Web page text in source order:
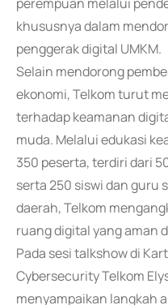
khususnya dalam
penggerak digital UMKM.
Selain mendorong
ekonomi, Telkom turut
terhadap keamanan
muda. Melalui edukasi
350 peserta, terdiri dari
serta 250 siswi dan guru
daerah, Telkom
ruang digital yang aman
Pada sesi talkshow di
Cybersecurity Telkom
menyampaikan langkah